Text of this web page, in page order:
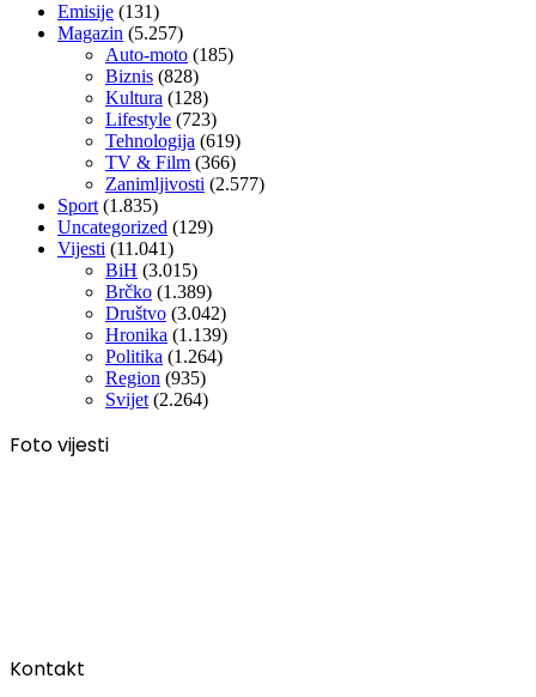
Emisije (131)
Magazin (5.257)
Auto-moto (185)
Biznis (828)
Kultura (128)
Lifestyle (723)
Tehnologija (619)
TV & Film (366)
Zanimljivosti (2.577)
Sport(1.835)
Uncategorized (129)
Vijesti (11.041)
BiH (3.015)
Brčko (1.389)
Društvo (3.042)
Hronika (1.139)
Politika (1.264)
Region (935)
Svijet(2.264)
Foto vijesti
Kontakt